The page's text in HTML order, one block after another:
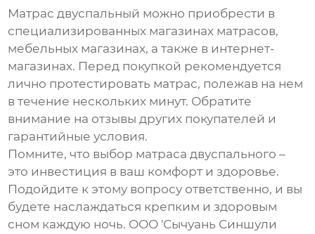
Матрас двуспальный можно приобрести в
специализированных магазинах матрасов,
мебельных магазинах, а также в интернет-
магазинах. Перед покупкой рекомендуется
лично протестировать матрас, полежав на нем
в течение нескольких минут. Обратите
внимание на отзывы других покупателей и
гарантийные условия.
Помните, что выбор матраса двуспального –
это инвестиция в ваш комфорт и здоровье.
Подойдите к этому вопросу ответственно, и вы
будете наслаждаться крепким и здоровым
сном каждую ночь. ООО 'Сычуань Синшули